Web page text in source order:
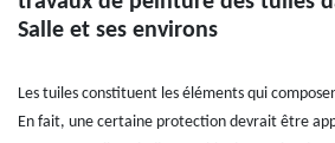
Salle et ses environs
Les tuiles constituent les éléments qui
En fait, une certaine protection devrait être